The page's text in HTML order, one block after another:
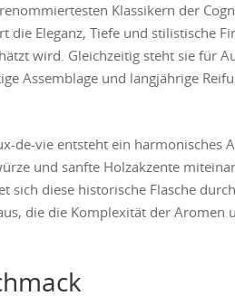
Klassikern der
die Eleganz, Tiefe und stilistische
wird. Gleichzeitig steht sie für
Assemblage und langjährige
de-vie entsteht ein harmonisches
und sanfte Holzakzente
sich diese historische Flasche
die die Komplexität der Aromen